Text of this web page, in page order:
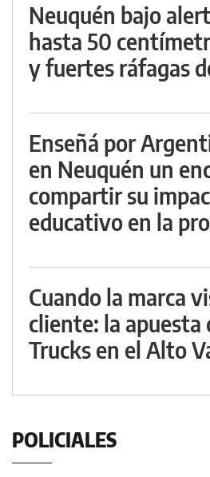
Neuquén bajo
hasta 50
y fuertes ráfagas
Enseñá por
en Neuquén un
compartir su
educativo en la
Cuando la marca
cliente: la apuesta
Trucks en el Alto
POLICIALES